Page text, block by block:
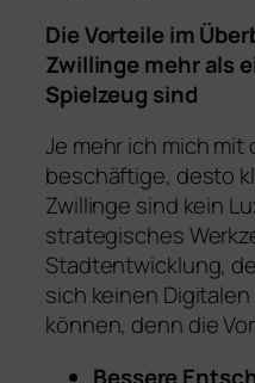
Die Vorteile im
Zwillinge mehr als
Spielzeug sind
Je mehr ich mich mit
beschäftige, desto
Zwillinge sind kein
strategisches
Stadtentwicklung,
sich keinen
können, denn die
Bessere